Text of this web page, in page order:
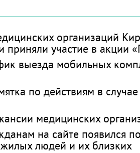
организаций
приняли участие в акции
выезда мобильных
по действиям в
медицинских
на сайте появился
людей и их близких